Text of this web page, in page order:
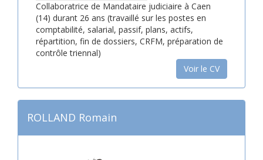
Collaboratrice de Mandataire judiciaire à Caen
(14) durant 26 ans (travaillé sur les postes en
comptabilité, salarial, passif, plans, actifs,
répartition, fin de dossiers, CRFM, préparation de
contrôle triennal)
Voir le CV
ROLLAND Romain